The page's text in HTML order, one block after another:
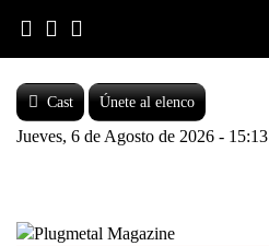
content
Cast Únete al elenco
Jueves, 6 de Agosto de 2026 - 15:13